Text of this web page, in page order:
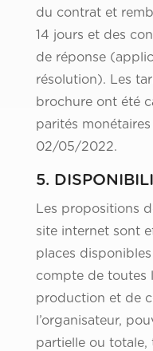
du contrat et
14 jours et des
de réponse
résolution). Les
brochure ont été
parités
02/05/2022.
5.
Les propositions
site internet sont
places
compte de toutes
production et de
l’organisateur,
partielle ou totale,